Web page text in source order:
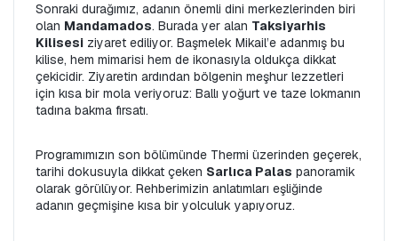
Sonraki durağımız, adanın önemli dini merkezlerinden biri
olan Mandamados. Burada yer alan Taksiyarhis
Kilisesi ziyaret ediliyor. Başmelek Mikail’e adanmış bu
kilise, hem mimarisi hem de ikonasıyla oldukça dikkat
çekicidir. Ziyaretin ardından bölgenin meşhur lezzetleri
için kısa bir mola veriyoruz: Ballı yoğurt ve taze lokmanın
tadına bakma fırsatı.
Programımızın son bölümünde Thermi üzerinden geçerek,
tarihi dokusuyla dikkat çeken Sarlıca Palas panoramik
olarak görülüyor. Rehberimizin anlatımları eşliğinde
adanın geçmişine kısa bir yolculuk yapıyoruz.